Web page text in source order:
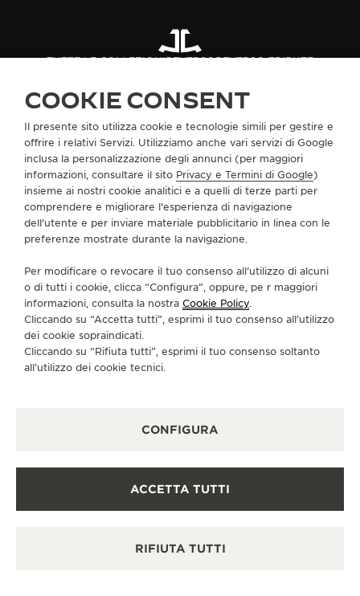
TUTTE LE COLLEZIONIREVERSOREVERSO TRIBUTE
VAI ALLA PAGINA INSTAGRAM DI JAEGER-
VAI ALLA PAGINA LINKEDIN DI JAEGER-
VAI ALLA PAGINA FACEBOOK DI
VAI ALLA PAGINA YOUTUBE
VAI ALLA PAGINA
VAI ALLA PAGINA
ISCRIVERSI ALLA NEWSLETTER
INFORMAZIONI SU DI NOI
SERVIZI
CONTATTI
INFORMATIVA SUI COOKIE
MODULO DI RECESSO
COOKIE CONSENT
Il presente sito utilizza cookie e tecnologie simili per gestire e
offrire i relativi Servizi. Utilizziamo anche vari servizi di Google
inclusa la personalizzazione degli annunci (per maggiori
informazioni, consultare il sito Privacy e Termini di Google)
insieme ai nostri cookie analitici e a quelli di terze parti per
comprendere e migliorare l'esperienza di navigazione
dell'utente e per inviare materiale pubblicitario in linea con le
preferenze mostrate durante la navigazione.
Per modificare o revocare il tuo consenso all’utilizzo di alcuni
o di tutti i cookie, clicca “Configura”, oppure, pe r maggiori
informazioni, consulta la nostra Cookie Policy.
Cliccando su “Accetta tutti”, esprimi il tuo consenso all’utilizzo
dei cookie sopraindicati.
Cliccando su “Rifiuta tutti”, esprimi il tuo consenso soltanto
all’utilizzo dei cookie tecnici.
CONFIGURA
ACCETTA TUTTI
RIFIUTA TUTTI